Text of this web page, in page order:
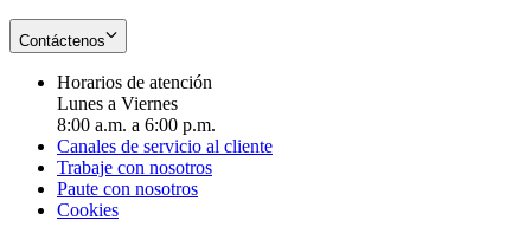
Contáctenos
Horarios de atención
Lunes a Viernes
8:00 a.m. a 6:00 p.m.
Canales de servicio al cliente
Trabaje con nosotros
Paute con nosotros
Cookies